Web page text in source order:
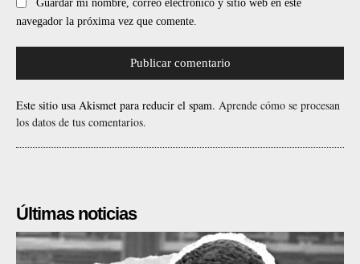
Guardar mi nombre, correo electrónico y sitio web en este
navegador la próxima vez que comente.
Este sitio usa Akismet para reducir el spam. Aprende cómo se procesan
los datos de tus comentarios.
Últimas noticias